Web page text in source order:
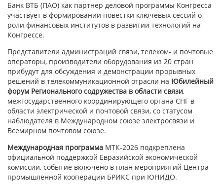
Банк ВТБ (ПАО) как партнер деловой программы Конгресса
участвует в формировании повестки ключевых сессий о
роли финансовых институтов в развитии технологий на
Конгрессе.
Представители администраций связи, телеком- и почтовые
операторы, производители оборудования из 20 стран
прибудут для обсуждения и демонстрации прорывных
решений в телекоммуникационной отрасли на Юбилейный
форум Регионального содружества в области связи,
межгосударственного координирующего органа СНГ в
области электрической и почтовой связи, со статусом
наблюдателя в Международном союзе электросвязи и
Всемирном почтовом союзе.
Международная программа МТК-2026 подкреплена
официальной поддержкой Евразийской экономической
комиссии, событие включено в план мероприятий Центра
промышленной кооперации БРИКС при ЮНИДО.